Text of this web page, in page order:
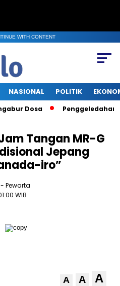
WITH CONTENT
NASIONAL POLITIK
Dosa Penggeledahan
Tangan MR-G
Jepang
iro”
- Pewarta
WIB
A A A